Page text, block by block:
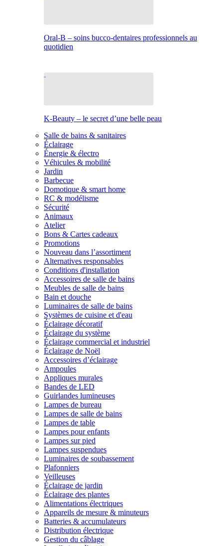
Oral-B – soins bucco-dentaires professionnels au
quotidien
K-Beauty – le secret d’une belle peau
Salle de bains & sanitaires
Éclairage
Énergie & électro
Véhicules & mobilité
Jardin
Barbecue
Domotique & smart home
RC & modélisme
Sécurité
Animaux
Atelier
Bons & Cartes cadeaux
Promotions
Nouveau dans l’assortiment
Alternatives responsables
Conditions d'installation
Accessoires de salle de bains
Meubles de salle de bains
Bain et douche
Luminaires de salle de bains
Systèmes de cuisine et d'eau
Éclairage décoratif
Éclairage du système
Éclairage commercial et industriel
Éclairage de Noël
Accessoires d’éclairage
Ampoules
Appliques murales
Bandes de LED
Guirlandes lumineuses
Lampes de bureau
Lampes de salle de bains
Lampes de table
Lampes pour enfants
Lampes sur pied
Lampes suspendues
Luminaires de soubassement
Plafonniers
Veilleuses
Éclairage de jardin
Éclairage des plantes
Alimentations électriques
Appareils de mesure & minuteurs
Batteries & accumulateurs
Distribution électrique
Gestion du câblage